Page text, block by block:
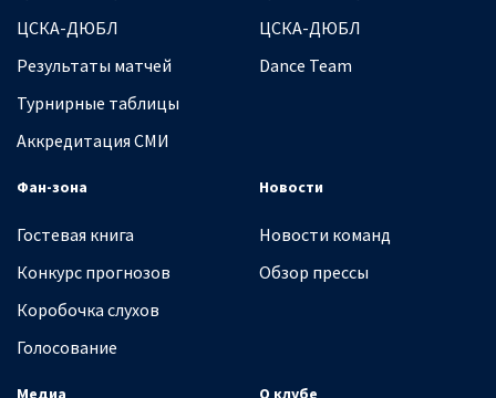
ЦСКА-ДЮБЛ
Результаты матчей
Турнирные таблицы
Аккредитация СМИ
ЦСКА-ДЮБЛ
Dance Team
Фан-зона
Гостевая книга
Конкурс прогнозов
Коробочка слухов
Голосование
Новости
Новости команд
Обзор прессы
Медиа О клубе